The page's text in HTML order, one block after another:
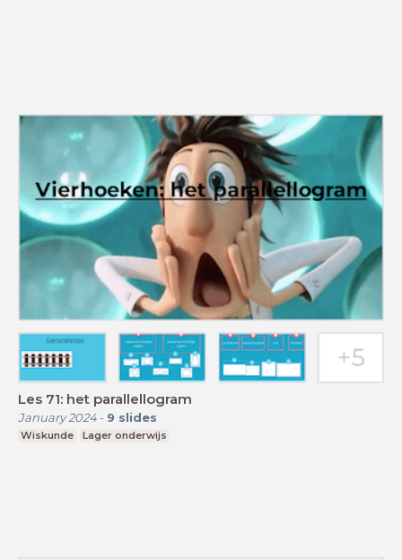
Les 71: het parallellogram
January 2024- 9 slides
Wiskunde Lager onderwijs